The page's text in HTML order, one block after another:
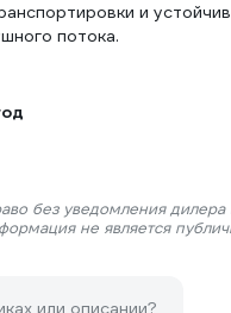
и
потока.
без уведомления
не является
или описании?